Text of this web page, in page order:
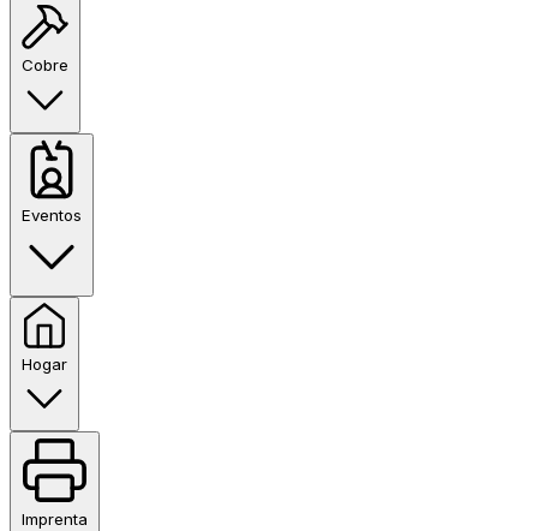
Cobre
Eventos
Hogar
Imprenta